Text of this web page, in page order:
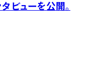
ビューを公開。